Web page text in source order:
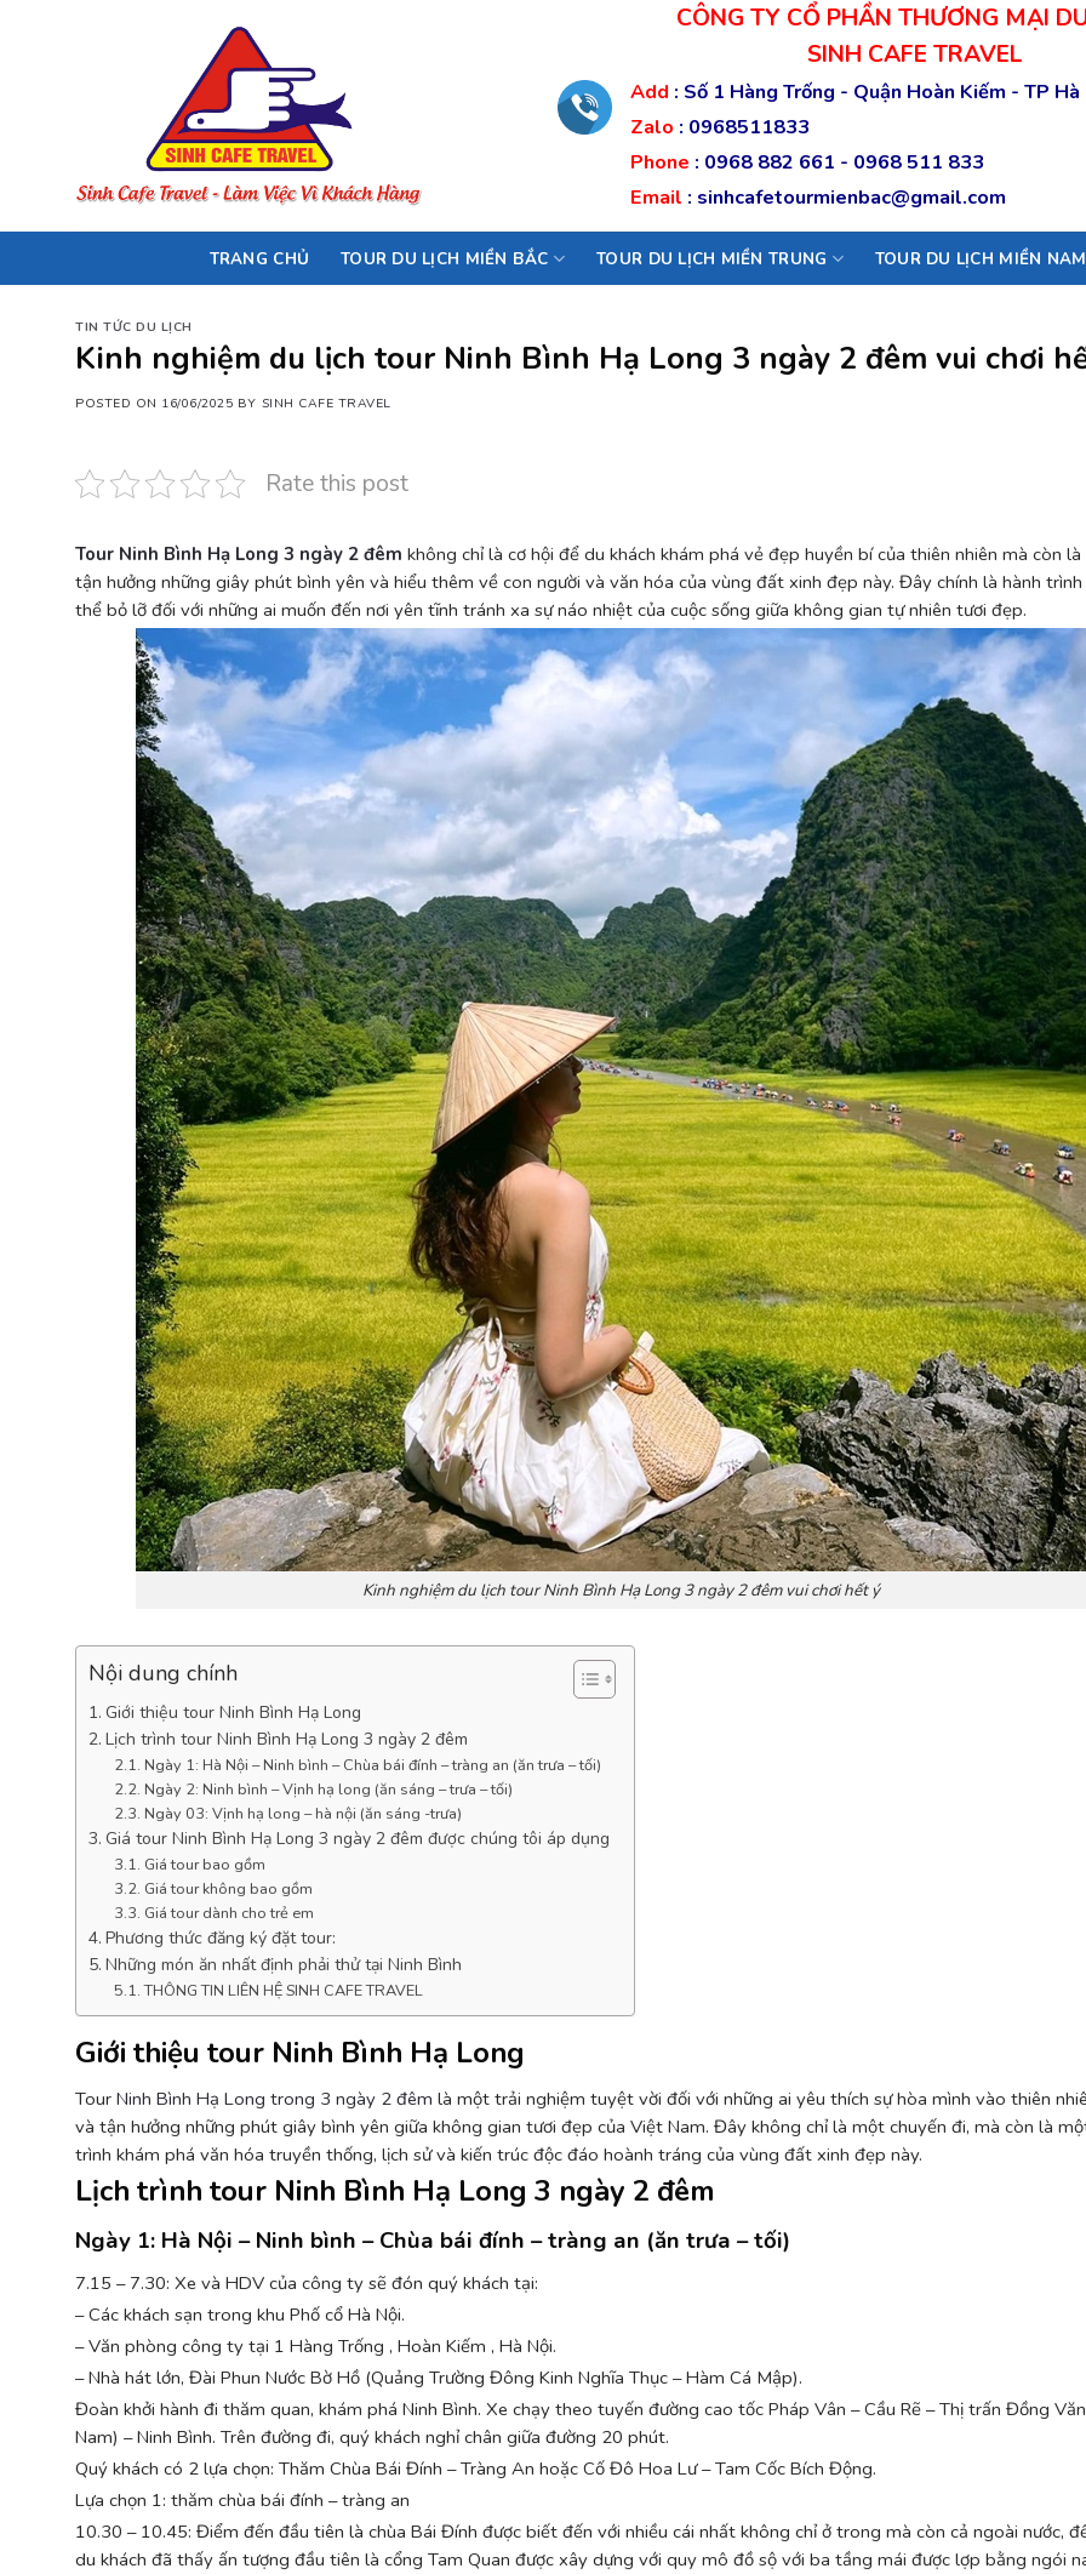
CÔNG TY CỔ PHẦN THƯƠNG MẠI
SINH CAFE TRAVEL
Add : Số 1 Hàng Trống - Quận Hoàn Kiếm - TP Hà
Zalo : 0968511833
Phone : 0968 882 661 - 0968 511 833
Email : sinhcafetourmienbac@gmail.com
TRANG CHỦ TOUR DU LỊCH MIỀN BẮC TOUR DU LỊCH MIỀN TRUNG TOUR DU LỊCH MIỀN NAM
TIN TỨC DU LỊCH
Kinh nghiệm du lịch tour Ninh Bình Hạ Long 3 ngày 2 đêm vui chơi
POSTED ON 16/06/2025 BY SINH CAFE TRAVEL
Rate this post
Tour Ninh Bình Hạ Long 3 ngày 2 đêm không chỉ là cơ hội để du khách khám phá vẻ đẹp huyền bí của thiên nhiên mà còn
tận hưởng những giây phút bình yên và hiểu thêm về con người và văn hóa của vùng đất xinh đẹp này. Đây chính là hành
thể bỏ lỡ đối với những ai muốn đến nơi yên tĩnh tránh xa sự náo nhiệt của cuộc sống giữa không gian tự nhiên tươi đẹp.
Kinh nghiệm du lịch tour Ninh Bình Hạ Long 3 ngày 2 đêm vui chơi hết ý
Nội dung chính
Giới thiệu tour Ninh Bình Hạ Long
Lịch trình tour Ninh Bình Hạ Long 3 ngày 2 đêm
Ngày 1: Hà Nội – Ninh bình – Chùa bái đính – tràng an (ăn trưa – tối)
Ngày 2: Ninh bình – Vịnh hạ long (ăn sáng – trưa – tối)
Ngày 03: Vịnh hạ long – hà nội (ăn sáng -trưa)
Giá tour Ninh Bình Hạ Long 3 ngày 2 đêm được chúng tôi áp dụng
Giá tour bao gồm
Giá tour không bao gồm
Giá tour dành cho trẻ em
Phương thức đăng ký đặt tour:
Những món ăn nhất định phải thử tại Ninh Bình
THÔNG TIN LIÊN HỆ SINH CAFE TRAVEL
Giới thiệu tour Ninh Bình Hạ Long
Tour Ninh Bình Hạ Long trong 3 ngày 2 đêm là một trải nghiệm tuyệt vời đối với những ai yêu thích sự hòa mình vào thiên
và tận hưởng những phút giây bình yên giữa không gian tươi đẹp của Việt Nam. Đây không chỉ là một chuyến đi, mà còn là
trình khám phá văn hóa truyền thống, lịch sử và kiến trúc độc đáo hoành tráng của vùng đất xinh đẹp này.
Lịch trình tour Ninh Bình Hạ Long 3 ngày 2 đêm
Ngày 1: Hà Nội – Ninh bình – Chùa bái đính – tràng an (ăn trưa – tối)
7.15 – 7.30: Xe và HDV của công ty sẽ đón quý khách tại:
– Các khách sạn trong khu Phố cổ Hà Nội.
– Văn phòng công ty tại 1 Hàng Trống , Hoàn Kiếm , Hà Nội.
– Nhà hát lớn, Đài Phun Nước Bờ Hồ (Quảng Trường Đông Kinh Nghĩa Thục – Hàm Cá Mập).
Đoàn khởi hành đi thăm quan, khám phá Ninh Bình. Xe chạy theo tuyến đường cao tốc Pháp Vân – Cầu Rẽ – Thị trấn Đồng
Nam) – Ninh Bình. Trên đường đi, quý khách nghỉ chân giữa đường 20 phút.
Quý khách có 2 lựa chọn: Thăm Chùa Bái Đính – Tràng An hoặc Cố Đô Hoa Lư – Tam Cốc Bích Động.
Lựa chọn 1: thăm chùa bái đính – tràng an
10.30 – 10.45: Điểm đến đầu tiên là chùa Bái Đính được biết đến với nhiều cái nhất không chỉ ở trong mà còn cả ngoài nước,
du khách đã thấy ấn tượng đầu tiên là cổng Tam Quan được xây dựng với quy mô đồ sộ với ba tầng mái được lợp bằng ngói